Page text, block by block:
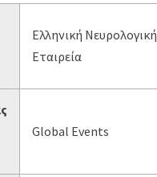
Ελληνική Νευρολογική
Εταιρεία
Global Events